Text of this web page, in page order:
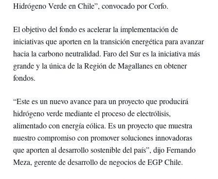
Hidrógeno Verde en Chile”, convocado por Corfo.
El objetivo del fondo es acelerar la implementación de
iniciativas que aporten en la transición energética para avanzar
hacia la carbono neutralidad. Faro del Sur es la iniciativa más
grande y la única de la Región de Magallanes en obtener
fondos.
“Este es un nuevo avance para un proyecto que producirá
hidrógeno verde mediante el proceso de electrólisis,
alimentado con energía eólica. Es un proyecto que muestra
nuestro compromiso con promover soluciones innovadoras
que aporten al desarrollo sostenible del país”, dijo Fernando
Meza, gerente de desarrollo de negocios de EGP Chile.